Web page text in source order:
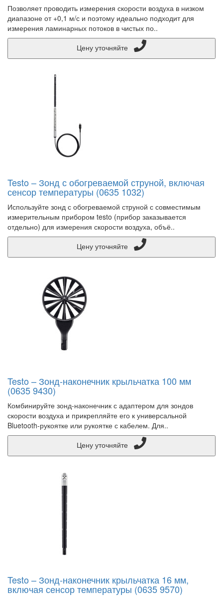
Позволяет проводить измерения скорости воздуха в низком
диапазоне от +0,1 м/с и поэтому идеально подходит для
измерения ламинарных потоков в чистых по..
Testo – Зонд с обогреваемой струной, включая
сенсор температуры (0635 1032)
Используйте зонд с обогреваемой струной с совместимым
измерительным прибором testo (прибор заказывается
отдельно) для измерения скорости воздуха, объё..
Testo – Зонд-наконечник крыльчатка 100 мм
(0635 9430)
Комбинируйте зонд-наконечник с адаптером для зондов
скорости воздуха и прикрепляйте его к универсальной
Bluetooth-рукоятке или рукоятке с кабелем. Для..
Testo – Зонд-наконечник крыльчатка 16 мм,
включая сенсор температуры (0635 9570)